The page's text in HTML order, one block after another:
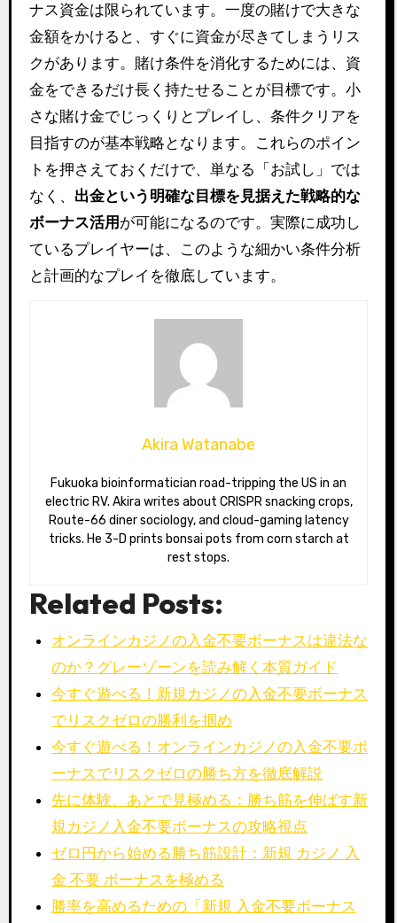
ナス資金は限られています。一度の賭けで大きな
金額をかけると、すぐに資金が尽きてしまうリス
クがあります。賭け条件を消化するためには、資
金をできるだけ長く持たせることが目標です。小
さな賭け金でじっくりとプレイし、条件クリアを
目指すのが基本戦略となります。これらのポイン
トを押さえておくだけで、単なる「お試し」では
なく、 出金という明確な目標を見据えた戦略的な
ボーナス活用 が可能になるのです。実際に成功し
ているプレイヤーは、このような細かい条件分析
と計画的なプレイを徹底しています。
Akira Watanabe
Fukuoka bioinformatician road-tripping the US in an
electric RV. Akira writes about CRISPR snacking crops,
Route-66 diner sociology, and cloud-gaming latency
tricks. He 3-D prints bonsai pots from corn starch at
rest stops.
Related Posts:
オンラインカジノの入金不要ボーナスは違法な
のか？グレーゾーンを読み解く本質ガイド
今すぐ遊べる！新規カジノの入金不要ボーナス
でリスクゼロの勝利を掴め
今すぐ遊べる！オンラインカジノの入金不要ボ
ーナスでリスクゼロの勝ち方を徹底解説
先に体験、あとで見極める：勝ち筋を伸ばす新
規カジノ入金不要ボーナスの攻略視点
ゼロ円から始める勝ち筋設計：新規 カジノ 入
金 不要 ボーナスを極める
勝率を高めるための「新規 入金不要ボーナス